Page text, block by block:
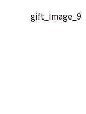
gift_image_9